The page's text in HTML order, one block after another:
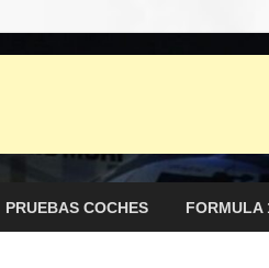
PRUEBAS COCHES FORMULA